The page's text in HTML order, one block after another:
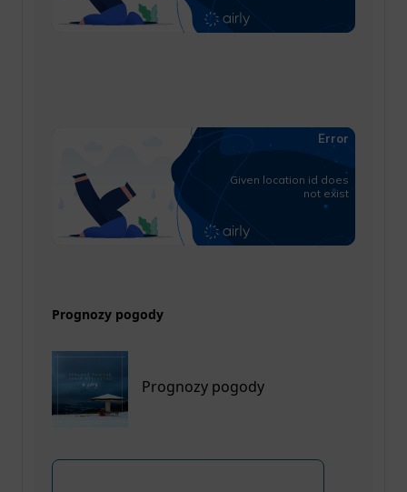
Prognozy pogody
Prognozy pogody